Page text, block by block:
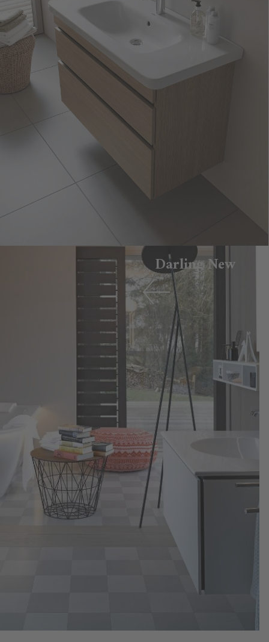
Darling New